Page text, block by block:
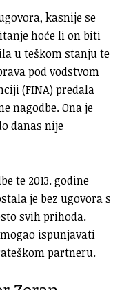
kasnije se
hoće li on biti
u teškom stanju te
pod vodstvom
(FINA) predala
nagodbe. Ona je
danas nije
te 2013. godine
je bez ugovora s
svih prihoda.
ispunjavati
partneru.